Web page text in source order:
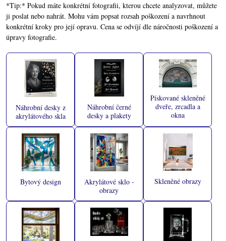
*Tip:* Pokud máte konkrétní fotografii, kterou chcete analyzovat, můžete
ji poslat nebo nahrát. Mohu vám popsat rozsah poškození a navrhnout
konkrétní kroky pro její opravu. Cena se odvíjí dle náročnosti poškození a
úpravy fotografie.
Náhrobní desky z
akrylátového skla
Náhrobní černé
desky a plakety
Pískované skleněné
dveře, zrcadla a
okna
Bytový design
Akrylátové sklo -
obrazy
Skleněné obrazy